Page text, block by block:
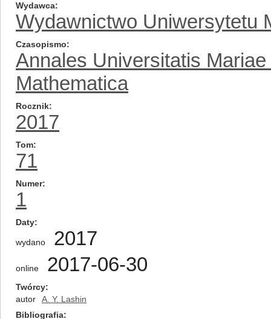
Wydawca
Wydawnictwo Uniwersytetu
Czasopismo
Annales Universitatis
Mathematica
Rocznik
2017
Tom
71
Numer
1
Daty
wydano 2017
online 2017-06-30
Twórcy
autor
A. Y. Lashin
Bibliografia